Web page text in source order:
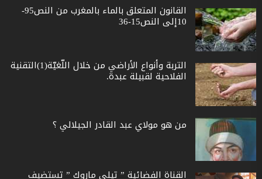
القانون المتعلق بالماء بالمغرب من النص95-
10إلى النص15-36
التربة وأنواع الأراضي من خلال اللّغيّة(1)التقنية
الفلاحية لقبيلة عبدة.
من هو مولاي عبد القادر الجيلالي ؟
القناة الفضائية ” تيلي ماروك ” تستضيف